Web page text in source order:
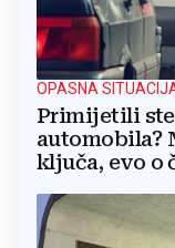
OPASNA
Primijetili
automobila?
ključa, evo o